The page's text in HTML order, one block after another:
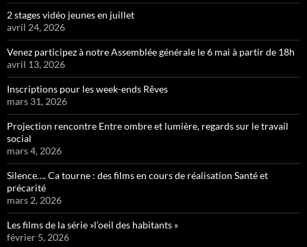
2 stages vidéo jeunes en juillet
avril 24, 2026
Venez participez à notre Assemblée générale le 6 mai à partir de 18h
avril 13, 2026
Inscriptions pour les week-ends Rêves
mars 31, 2026
Projection rencontre Entre ombre et lumière, regards sur le travail
social
mars 4, 2026
Silence…. Ca tourne : des films en cours de réalisation Santé et
précarité
mars 2, 2026
Les films de la série »l’oeil des habitants »
février 5, 2026